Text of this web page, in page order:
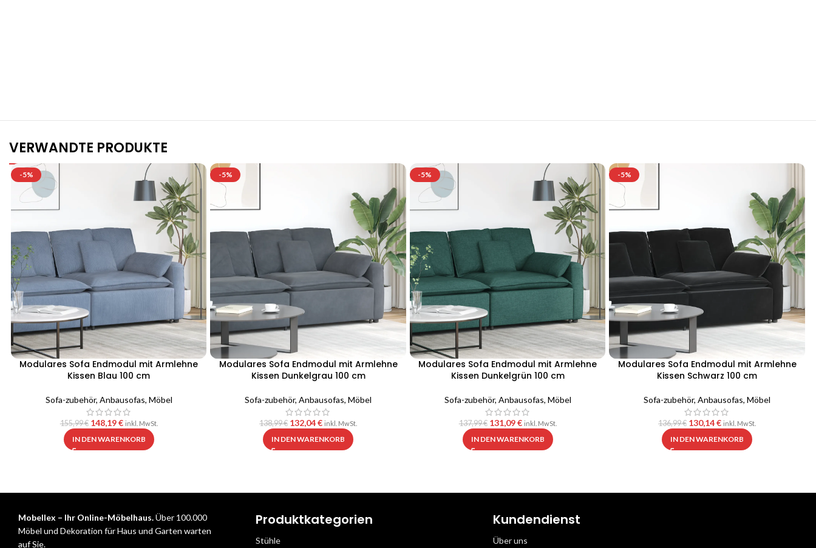
VERWANDTE PRODUKTE
-5%
Modulares Sofa Endmodul mit Armlehne
Kissen Blau 100 cm
Sofa-zubehör, Anbausofas, Möbel
155,99€ 148,19€ inkl. MwSt.
IN DEN WARENKORB
-5%
Modulares Sofa Endmodul mit Armlehne
Kissen Dunkelgrau 100 cm
Sofa-zubehör,Anbausofas,Möbel
138,99€ 132,04€ inkl. MwSt.
IN DEN WARENKORB
-5%
Modulares Sofa Endmodul mit Armlehne
Kissen Dunkelgrün 100 cm
Sofa-zubehör, Anbausofas, Möbel
137,99€ 131,09€ inkl. MwSt.
IN DEN WARENKORB
-5%
Modulares Sofa Endmodul mit Armlehne
Kissen Schwarz 100 cm
Sofa-zubehör,Anbausofas,Möbel
136,99€ 130,14€ inkl. MwSt.
IN DEN WARENKORB
Mobellex – Ihr Online-Möbelhaus.Über 100.000
Möbel und Dekoration für Haus und Garten warten
auf Sie.
Produktkategorien
Stühle
Kundendienst
Über uns